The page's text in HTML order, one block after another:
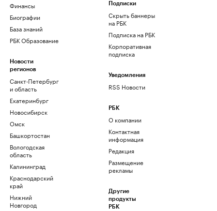
Финансы
Биографии
База знаний
РБК Образование
Новости
регионов
Санкт-Петербург
и область
Екатеринбург
Новосибирск
Омск
Башкортостан
Вологодская
область
Калининград
Краснодарский
край
Нижний
Новгород
Подписки
Скрыть баннеры
на РБК
Подписка на РБК
Корпоративная
подписка
Уведомления
RSS Новости
РБК
О компании
Контактная
информация
Редакция
Размещение
рекламы
Другие
продукты
РБК